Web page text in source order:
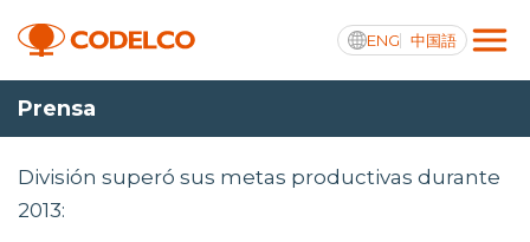
ENG 中国語
Transparencia activa
Prensa
División superó sus metas productivas durante
2013: